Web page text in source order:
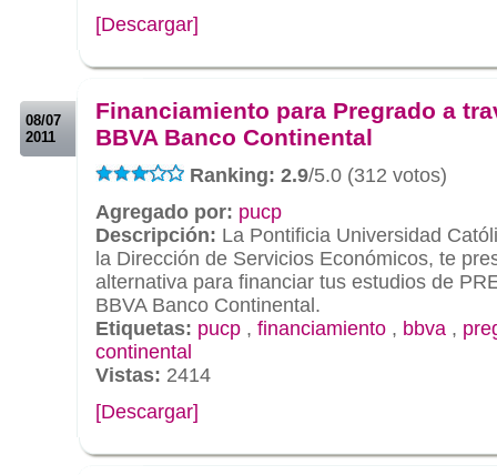
[Descargar]
08/07
2011
Financiamiento para Pregrado a
BBVA Banco Continental
Ranking: 2.9/5.0 (312 votos)
Agregado por: pucp
Descripción: La Pontificia Universidad
la Dirección de Servicios Económicos, te
alternativa para financiar tus estudios de
BBVA Banco Continental.
Etiquetas: pucp , financiamiento , bbva ,
continental
Vistas: 2414
[Descargar]